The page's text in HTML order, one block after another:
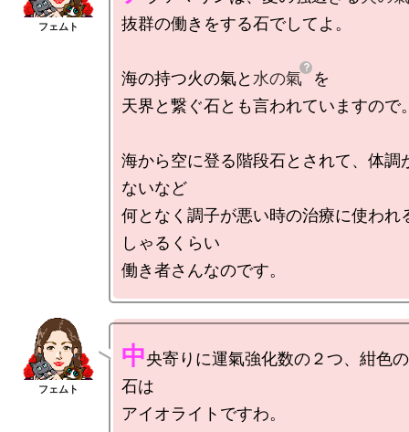
抜群の働きをする石でしてよ。
海の持つ火の氣と 水の氣
を
天界と繋ぐ石とも言われていますので
海から空に登る階段石とされて、体調
ないなど
何となく調子が悪い時の治療に使われ
しゃるくらい
中央寄りに運氣強化数の２つ、紺色
石は
アイオライトですわ。